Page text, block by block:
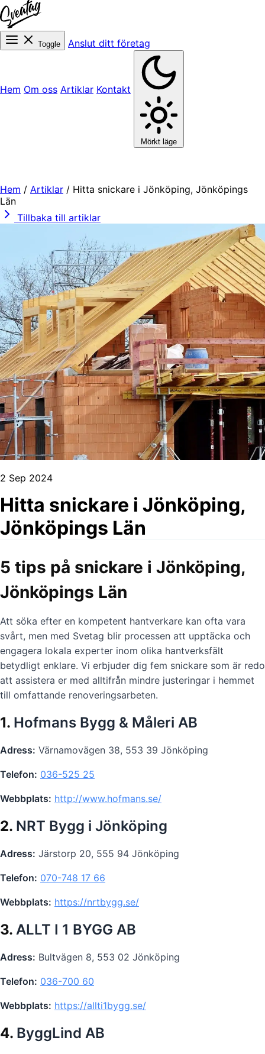
Toggle Anslut ditt företag
Hem Om oss Artiklar Kontakt
Mörkt läge
Hem / Artiklar / Hitta snickare i Jönköping, Jönköpings
Län
Tillbaka till artiklar
2 Sep 2024
Hitta snickare i Jönköping,
Jönköpings Län
5 tips på snickare i Jönköping,
Jönköpings Län
Att söka efter en kompetent hantverkare kan ofta vara
svårt, men med Svetag blir processen att upptäcka och
engagera lokala experter inom olika hantverksfält
betydligt enklare. Vi erbjuder dig fem snickare som är redo
att assistera er med alltifrån mindre justeringar i hemmet
till omfattande renoveringsarbeten.
1. Hofmans Bygg & Måleri AB
Adress: Värnamovägen 38, 553 39 Jönköping
Telefon: 036-525 25
Webbplats: http://www.hofmans.se/
2. NRT Bygg i Jönköping
Adress: Järstorp 20, 555 94 Jönköping
Telefon: 070-748 17 66
Webbplats: https://nrtbygg.se/
3. ALLT I 1 BYGG AB
Adress: Bultvägen 8, 553 02 Jönköping
Telefon: 036-700 60
Webbplats: https://allti1bygg.se/
4. ByggLind AB